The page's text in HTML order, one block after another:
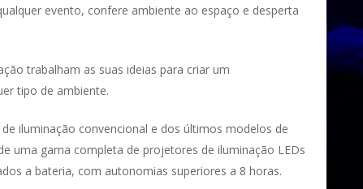
evento, confere ambiente ao espaço e desperta
trabalham as suas ideias para criar um
tipo de ambiente.
iluminação convencional e dos últimos modelos de
uma gama completa de projetores de iluminação LEDs
a bateria, com autonomias superiores a 8 horas.